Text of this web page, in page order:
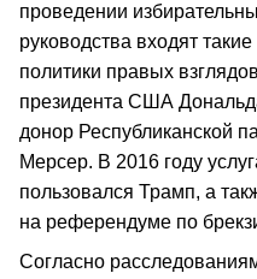
проведении
руководства входят
политики правых
президента США
донор Республиканской
Мерсер. В 2016 году
пользовался Трамп, а
на референдуме по
Согласно